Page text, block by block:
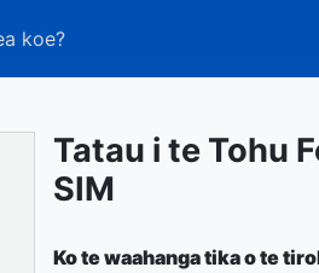
koe?
Tatau i te Tohu
SIM
Ko te waahanga tika o te